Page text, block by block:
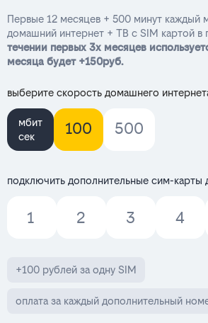
Первые 12 месяцев + 500 минут каждый
домашний интернет + ТВ с SIM картой в
течении первых 3х месяцев
месяца будет +150руб.
выберите скорость домашнего
мбит
сек
100 500
подключить дополнительные сим-карты
1 2 3 4
+100 рублей за одну SIM
оплата за каждый дополнительный